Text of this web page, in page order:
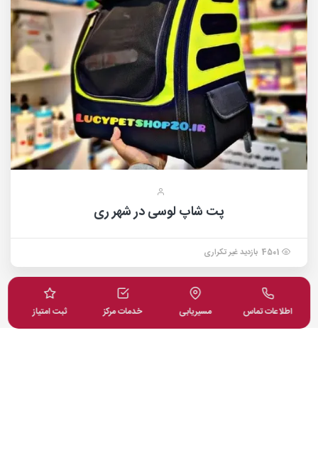
پت شاپ لوسی در شهر ری
4501 بازدید غیر تکراری
اطلاعات تماس مسیریابی خدمات مرکز ثبت امتیاز